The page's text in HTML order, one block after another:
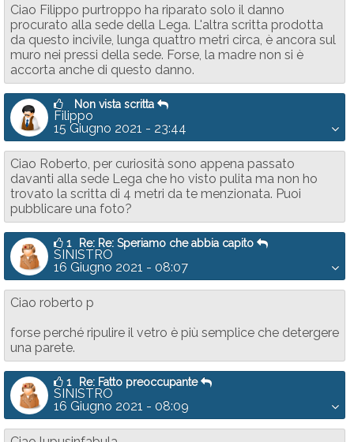
Ciao Filippo purtroppo ha riparato solo il danno
procurato alla sede della Lega. L'altra scritta prodotta
da questo incivile, lunga quattro metri circa, è ancora sul
muro nei pressi della sede. Forse, la madre non si è
accorta anche di questo danno.
Non vista scritta
Filippo
15 Giugno 2021 - 23:44
Ciao Roberto, per curiosità sono appena passato
davanti alla sede Lega che ho visto pulita ma non ho
trovato la scritta di 4 metri da te menzionata. Puoi
pubblicare una foto?
1 Re: Re: Speriamo che abbia capito
SINISTRO
16 Giugno 2021 - 08:07
Ciao roberto p
forse perché ripulire il vetro è più semplice che detergere
una parete.
1 Re: Fatto preoccupante
SINISTRO
16 Giugno 2021 - 08:09